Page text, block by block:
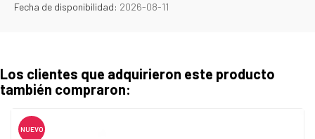
Fecha de disponibilidad: 2026-08-11
Los clientes que adquirieron este producto
también compraron:
NUEVO